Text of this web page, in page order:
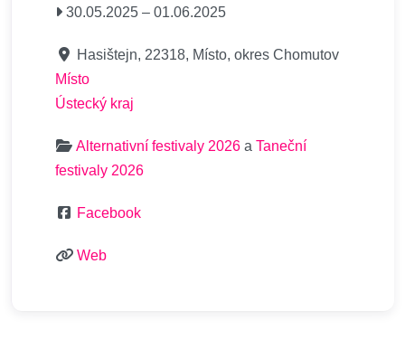
30.05.2025 – 01.06.2025
Hasištejn, 22318, Místo, okres Chomutov
Místo
Ústecký kraj
Alternativní festivaly 2026 a Taneční
festivaly 2026
Facebook
Web